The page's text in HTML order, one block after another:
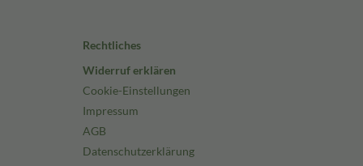
Rechtliches
Widerruf erklären
Cookie-Einstellungen
Impressum
AGB
Datenschutzerklärung